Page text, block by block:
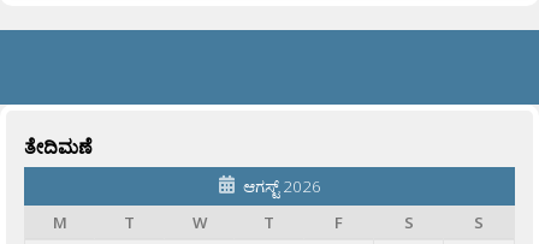
ತೇದಿಮಣೆ
ಆಗಸ್ಟ್ 2026
M
T W T F S
S